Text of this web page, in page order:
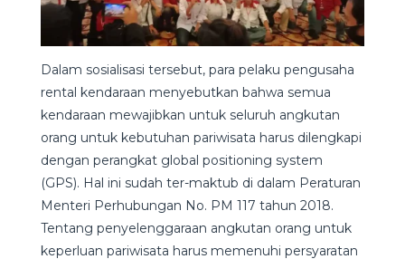
Dalam sosialisasi tersebut, para pelaku pengusaha
rental kendaraan menyebutkan bahwa semua
kendaraan mewajibkan untuk seluruh angkutan
orang untuk kebutuhan pariwisata harus dilengkapi
dengan perangkat global positioning system
(GPS). Hal ini sudah ter-maktub di dalam Peraturan
Menteri Perhubungan No. PM 117 tahun 2018.
Tentang penyelenggaraan angkutan orang untuk
keperluan pariwisata harus memenuhi persyaratan